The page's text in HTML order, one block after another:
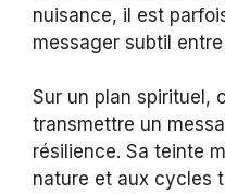
nuisance, il est
messager subtil
Sur un plan spirituel,
transmettre un
résilience. Sa teinte
nature et aux cycles